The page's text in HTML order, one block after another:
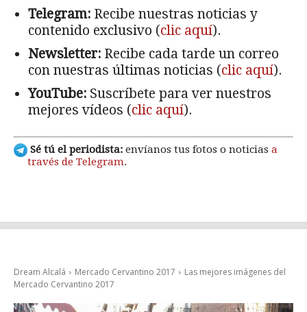
Telegram: Recibe nuestras noticias y
contenido exclusivo (clic aquí).
Newsletter: Recibe cada tarde un correo
con nuestras últimas noticias (clic aquí).
YouTube: Suscríbete para ver nuestros
mejores vídeos (clic aquí).
Sé tú el periodista: envíanos tus fotos o noticias a
través de Telegram.